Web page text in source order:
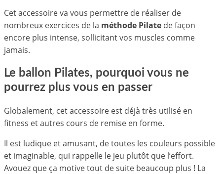
Cet accessoire va vous permettre de réaliser de
nombreux exercices de la méthode Pilate de façon
encore plus intense, sollicitant vos muscles comme
jamais.
Le ballon Pilates, pourquoi vous ne
pourrez plus vous en passer
Globalement, cet accessoire est déjà très utilisé en
fitness et autres cours de remise en forme.
Il est ludique et amusant, de toutes les couleurs possible
et imaginable, qui rappelle le jeu plutôt que l’effort.
Avouez que ça motive tout de suite beaucoup plus ! La